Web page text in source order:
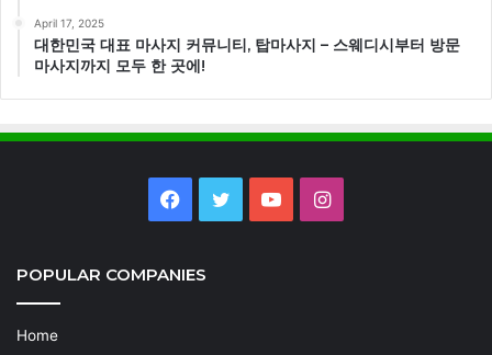
April 17, 2025
대한민국 대표 마사지 커뮤니티, 탑마사지 – 스웨디시부터 방문
마사지까지 모두 한 곳에!
Facebook
TwitterYouTubeInstagram
POPULAR COMPANIES
Home